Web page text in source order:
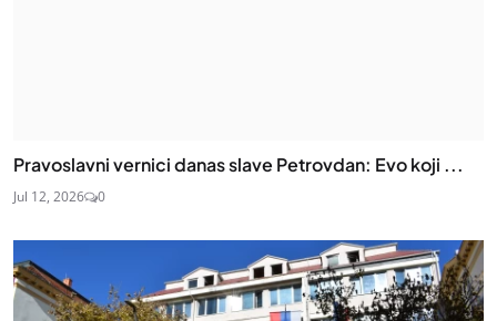
Pravoslavni vernici danas slave Petrovdan: Evo koji ...
Jul 12, 2026 0